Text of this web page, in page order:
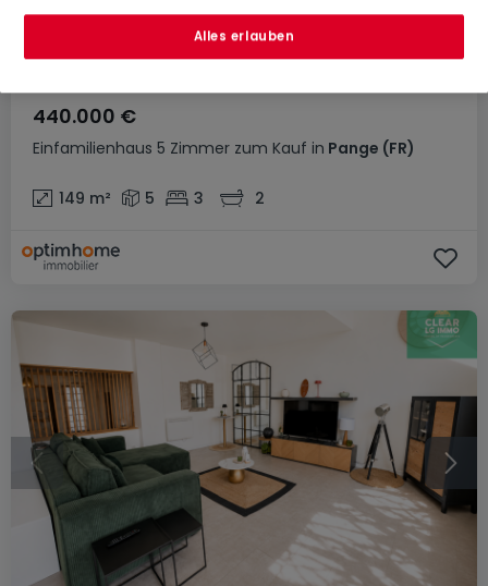
Einfamilienhaus 5 Zimmer zum Kauf in Pange (FR)
440.000 €
149 m² 5 3 2
Alles erlauben